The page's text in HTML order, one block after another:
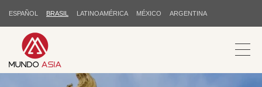
ESPAÑOL BRASIL LATINOAMÉRICA MÉXICO ARGENTINA